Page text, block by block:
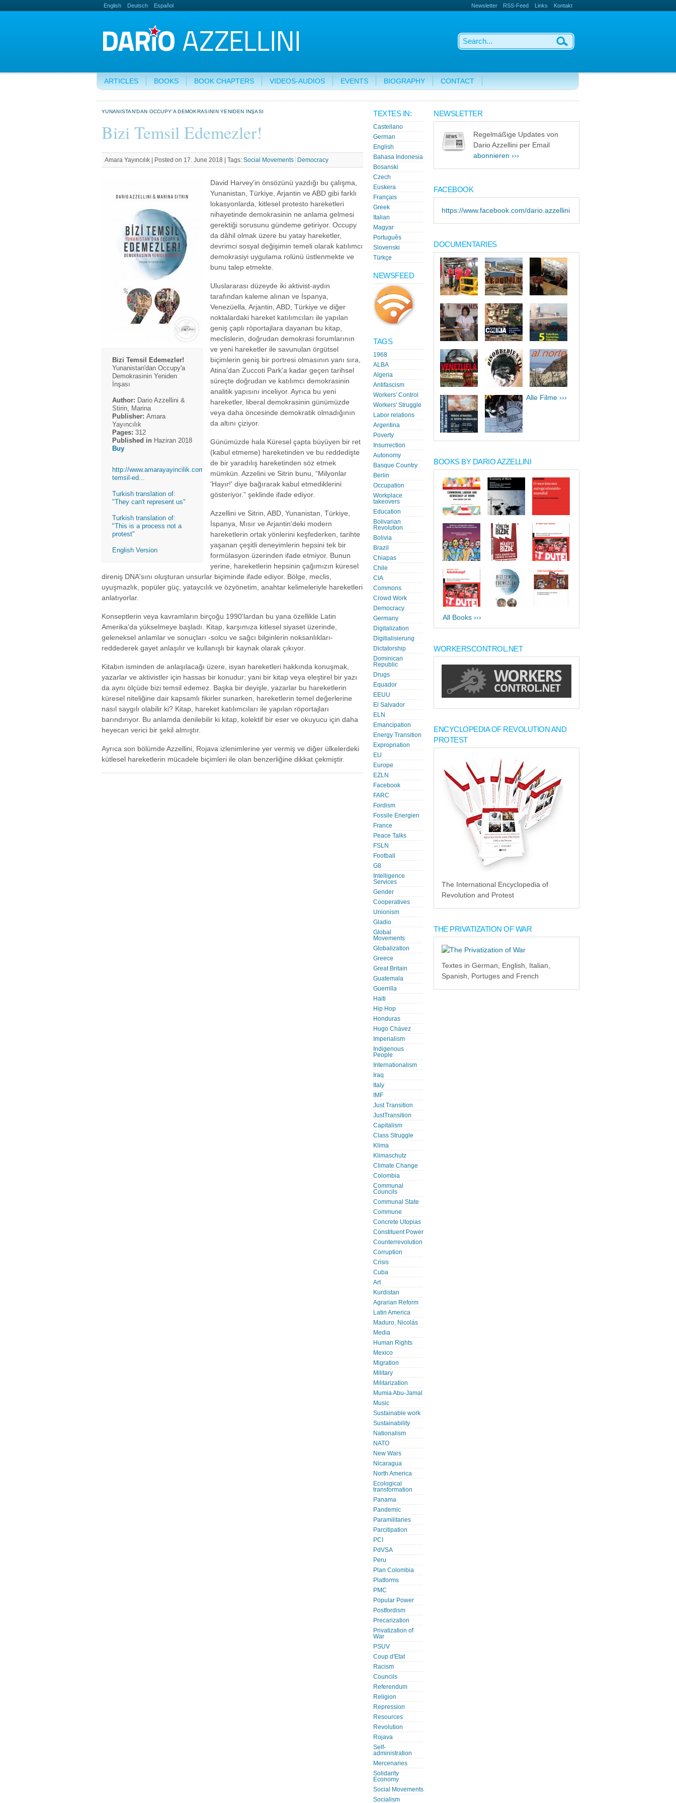
English Deutsch Español Newsletter RSS-Feed Links Kontakt
ARTICLES BOOKS BOOK CHAPTERS VIDEOS-AUDIOS EVENTS BIOGRAPHY CONTACT
YUNANISTAN'DAN OCCUPY'A DEMOKRASININ YENIDEN İNŞASI
Bizi Temsil Edemezler!
Amara Yayıncılık | Posted on 17. June 2018 | Tags: Social Movements Democracy
Bizi Temsil Edemezler!
Yunanistan'dan Occupy'a
Demokrasinin Yeniden
İnşası
Author: Dario Azzellini &
Stirin, Marina
Publisher: Amara
Yayıncılık
Pages: 312
Published in Haziran 2018
Buy
http://www.amarayayincilik.com/urun/bizi-
temsil-ed...
Turkish translation of:
"They can't represent us"
Turkish translation of:
"This is a process not a
protest"
English Version
David Harvey'in önsözünü yazdığı bu çalışma,
Yunanistan, Türkiye, Arjantin ve ABD gibi farklı
lokasyonlarda, kitlesel protesto hareketleri
nihayetinde demokrasinin ne anlama gelmesi
gerektiği sorusunu gündeme getiriyor. Occupy
da dâhil olmak üzere bu yatay hareketler,
devrimci sosyal değişimin temeli olarak katılımcı
demokrasiyi uygulama rolünü üstlenmekte ve
bunu talep etmekte.
Uluslararası düzeyde iki aktivist-aydın
tarafından kaleme alınan ve İspanya,
Venezüella, Arjantin, ABD, Türkiye ve diğer
noktalardaki hareket katılımcıları ile yapılan
geniş çaplı röportajlara dayanan bu kitap,
meclislerin, doğrudan demokrasi forumlarının
ve yeni hareketler ile savunulan örgütsel
biçimlerin geniş bir portresi olmasının yanı sıra,
Atina'dan Zuccoti Park'a kadar geçen tarihsel
süreçte doğrudan ve katılımcı demokrasinin
analitik yapısını inceliyor. Ayrıca bu yeni
hareketler, liberal demokrasinin günümüzde
veya daha öncesinde demokratik olmadığının
da altını çiziyor.
Günümüzde hala Küresel çapta büyüyen bir ret
(kabul etmeme) hareketinden ve bu reddedişte
de bir yaradılış hareketinden söz etmek
mümkün. Azzelini ve Sitrin bunu, “Milyonlar
‘Hayır!' diye bağırarak kabul etmediklerini
gösteriyor.” şeklinde ifade ediyor.
Azzellini ve Sitrin, ABD, Yunanistan, Türkiye,
İspanya, Mısır ve Arjantin'deki modern
hareketlerin ortak yönlerini keşfederken, tarihte
yaşanan çeşitli deneyimlerin hepsini tek bir
formülasyon üzerinden ifade etmiyor. Bunun
yerine, hareketlerin hepsinin çağımızın küresel
direniş DNA'sını oluşturan unsurlar biçiminde ifade ediyor. Bölge, meclis,
uyuşmazlık, popüler güç, yataycılık ve özyönetim, anahtar kelimeleriyle hareketleri
anlatıyorlar.
Konseptlerin veya kavramların birçoğu 1990'lardan bu yana özellikle Latin
Amerika'da yükselmeye başladı. Kitap, karşımıza kitlesel siyaset üzerinde,
geleneksel anlamlar ve sonuçları -solcu ve sağcı bilginlerin noksanlıkları-
reddederek gayet anlaşılır ve kullanışlı bir kaynak olarak çıkıyor.
Kitabın isminden de anlaşılacağı üzere, isyan hareketleri hakkında konuşmak,
yazarlar ve aktivistler için hassas bir konudur; yani bir kitap veya eleştirel bir yazı
da aynı ölçüde bizi temsil edemez. Başka bir deyişle, yazarlar bu hareketlerin
küresel niteliğine dair kapsamlı fikirler sunarken, hareketlerin temel değerlerine
nasıl saygılı olabilir ki? Kitap, hareket katılımcıları ile yapılan röportajları
barındırıyor. Bu anlamda denilebilir ki kitap, kolektif bir eser ve okuyucu için daha
heyecan verici bir şekil almıştır.
Ayrıca son bölümde Azzellini, Rojava izlenimlerine yer vermiş ve diğer ülkelerdeki
kütlesel hareketlerin mücadele biçimleri ile olan benzerliğine dikkat çekmiştir.
TEXTES IN:
Castellano
German
English
Bahasa Indonesia
Bosanski
Czech
Euskera
Français
Greek
Italian
Magyar
Português
Slovenski
Türkçe
NEWSFEED
TAGS
1968
ALBA
Algeria
Antifascism
Workers' Control
Workers' Struggle
Labor relations
Argentina
Poverty
Insurrection
Autonomy
Basque Country
Berlin
Occupation
Workplace
takeovers
Education
Bolivarian
Revolution
Bolivia
Brazil
Chiapas
Chile
CIA
Commons
Crowd Work
Democracy
Germany
Digitalization
Digitialisierung
Dictatorship
Dominican
Republic
Drugs
Equador
EEUU
El Salvador
ELN
Emancipation
Energy Transition
Expropriation
EU
Europe
EZLN
Facebook
FARC
Fordism
Fossile Energien
France
Peace Talks
FSLN
Football
G8
Intelligence
Services
Gender
Cooperatives
Unionism
Gladio
Global
Movements
Globalization
Greece
Great Britain
Guatemala
Guerrilla
Haiti
Hip Hop
Honduras
Hugo Chávez
Imperialism
Indigenous
People
Internationalism
Iraq
Italy
IMF
Just Transition
JustTransition
Capitalism
Class Struggle
Klima
Klimaschutz
Climate Change
Colombia
Communal
Councils
Communal State
Commune
Concrete Utopias
Constituent Power
Counterrevolution
Corruption
Crisis
Cuba
Art
Kurdistan
Agrarian Reform
Latin America
Maduro, Nicolás
Media
Human Rights
Mexico
Migration
Military
Militarization
Mumia Abu-Jamal
Music
Sustainable work
Sustainability
Nationalism
NATO
New Wars
Nicaragua
North America
Ecological
transformation
Panama
Pandemic
Paramilitaries
Parcitipation
PCI
PdVSA
Peru
Plan Colombia
Platforms
PMC
Popular Power
Postfordism
Precarization
Privatization of
War
PSUV
Coup d'Etat
Racism
Councils
Referendum
Religion
Repression
Resources
Revolution
Rojava
Self-
administration
Mercenaries
Solidarity
Economy
Social Movements
Socialism
NEWSLETTER
Regelmäßige Updates von
Dario Azzellini per Email
abonnieren ›››
FACEBOOK
https://www.facebook.com/dario.azzellini
DOCUMENTARIES
Alle Filme ›››
BOOKS BY DARIO AZZELLINI
All Books ›››
WORKERSCONTROL.NET
ENCYCLOPEDIA OF REVOLUTION AND
PROTEST
The International Encyclopedia of
Revolution and Protest
THE PRIVATIZATION OF WAR
Textes in German, English, Italian,
Spanish, Portuges and French